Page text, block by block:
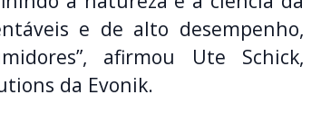
e de alto desempenho,
afirmou Ute Schick,
da Evonik.